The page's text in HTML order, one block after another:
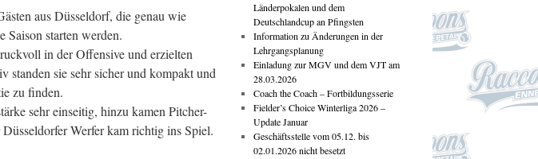
aus Düsseldorf, die genau wie
Saison starten werden.
in der Offensive und erzielten
standen sie sehr sicher und kompakt und
zu finden.
sehr einseitig, hinzu kamen Pitcher-
Werfer kam richtig ins Spiel.
Länderpokalen und dem
Deutschlandcup an Pfingsten
Information zu Änderungen in der
Lehrgangsplanung
Einladung zur MGV und dem VJT am
28.03.2026
Coach the Coach – Fortbildungsserie
Fielder’s Choice Winterliga 2026 –
Update Januar
Geschäftsstelle vom 05.12. bis
02.01.2026 nicht besetzt